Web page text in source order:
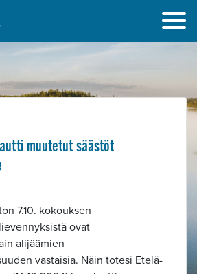
muutetut säästöt
7.10. kokouksen
ovat
alijäämien
vastaisia. Näin totesi Etelä-